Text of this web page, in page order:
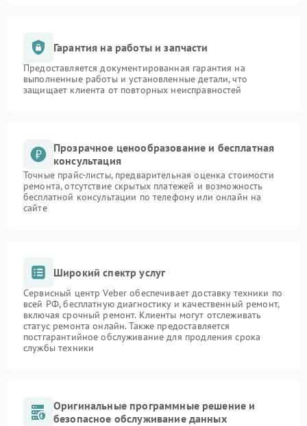
Гарантия на работы и запчасти
Предоставляется документированная гарантия на
выполненные работы и установленные детали, что
защищает клиента от повторных неисправностей
Прозрачное ценообразование и бесплатная
консультация
Точные прайс-листы, предварительная оценка стоимости
ремонта, отсутствие скрытых платежей и возможность
бесплатной консультации по телефону или онлайн на
сайте
Широкий спектр услуг
Сервисный центр Veber обеспечивает доставку техники по
всей РФ, бесплатную диагностику и качественный ремонт,
включая срочный ремонт. Клиенты могут отслеживать
статус ремонта онлайн. Также предоставляется
постгарантийное обслуживание для продления срока
службы техники
Оригинальные программные решение и
безопасное обслуживание данных